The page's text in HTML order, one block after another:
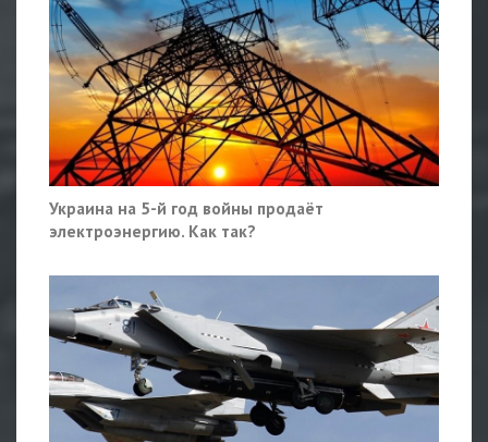
Украина на 5-й год войны продаёт
электроэнергию. Как так?